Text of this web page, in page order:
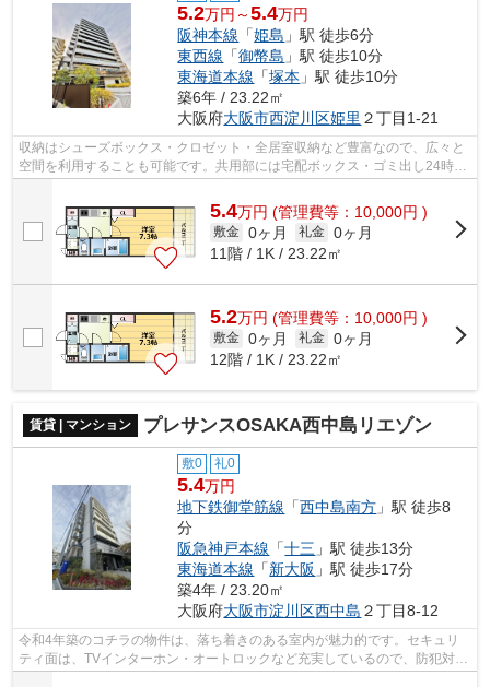
5.2万円～5.4万円
阪神本線 「姫島 」駅 徒歩6分
東西線 「御幣島 」駅 徒歩10分
東海道本線 「塚本 」駅 徒歩10分
築6年 / 23.22㎡
大阪府大阪市西淀川区姫里 ２丁目1-21
収納はシューズボックス・クロゼット・全居室収納など豊富なので、広々と
空間を利用することも可能です。共用部には宅配ボックス・ゴミ出し24時間
5.4万円 (管理費等：10,000円 )
敷金 0ヶ月 礼金 0ヶ月
11階 / 1K / 23.22㎡
5.2万円 (管理費等：10,000円 )
敷金 0ヶ月 礼金 0ヶ月
12階 / 1K / 23.22㎡
賃貸 | マンション プレサンスOSAKA西中島リエゾン
敷0 礼0
5.4万円
地下鉄御堂筋線 「西中島南方 」駅 徒歩8
分
阪急神戸本線 「十三 」駅 徒歩13分
東海道本線 「新大阪 」駅 徒歩17分
築4年 / 23.20㎡
大阪府大阪市淀川区西中島 ２丁目8-12
令和4年築のコチラの物件は、落ち着きのある室内が魅力的です。セキュリ
ティ面は、TVインターホン・オートロックなど充実しているので、防犯対策
もばっちりです。新生活を失敗せず、ス...